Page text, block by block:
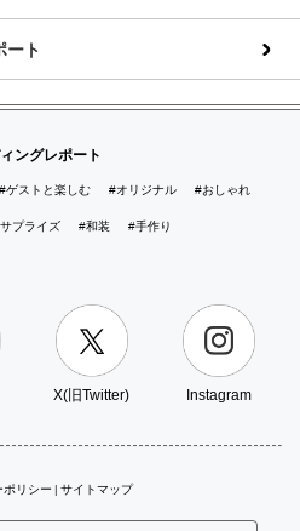
ート
ングレポート
#ゲストと楽しむ #オリジナル #おしゃれ
プライズ #和装 #手作り
X(旧Twitter) Instagram
ポリシー サイトマップ